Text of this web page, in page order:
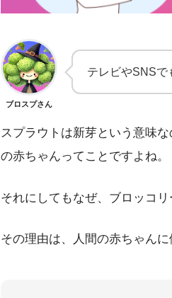
ブロスプさん
テレビやSNSで
スプラウトは新芽という意味
の赤ちゃんってことですよね。
それにしてもなぜ、ブロッコ
その理由は、人間の赤ちゃん